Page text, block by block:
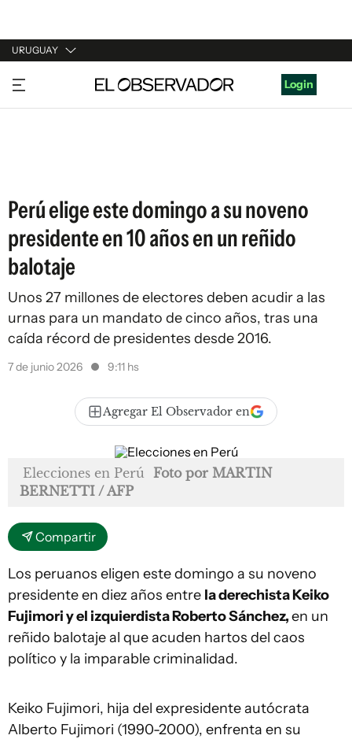
URUGUAY
URUGUAY
ARGENTINA
Login
Perú elige este domingo a su noveno
presidente en 10 años en un reñido
balotaje
Unos 27 millones de electores deben acudir a las
urnas para un mandato de cinco años, tras una
caída récord de presidentes desde 2016.
7 de junio 2026 9:11 hs
Agregar El Observador en
Elecciones en Perú Foto por MARTIN
BERNETTI / AFP
Compartir
Los peruanos eligen este domingo a su noveno
presidente en diez años entre la derechista Keiko
Fujimori y el izquierdista Roberto Sánchez,en un
reñido balotaje al que acuden hartos del caos
político y la imparable criminalidad.
Keiko Fujimori, hija del expresidente autócrata
Alberto Fujimori (1990-2000), enfrenta en su